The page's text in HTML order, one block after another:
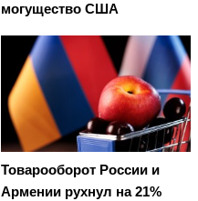
могущество США
Товарооборот России и
Армении рухнул на 21%